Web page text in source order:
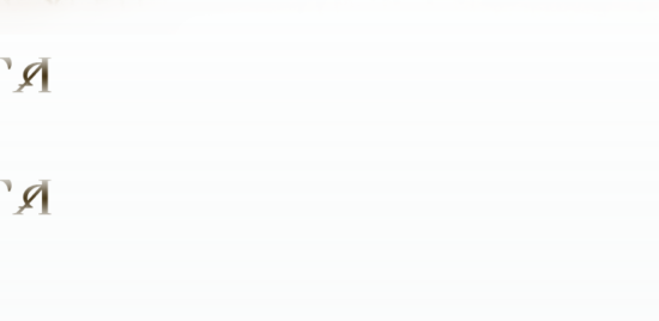
стали ближче до Бога, який був би цікавим людям різних конфесій.